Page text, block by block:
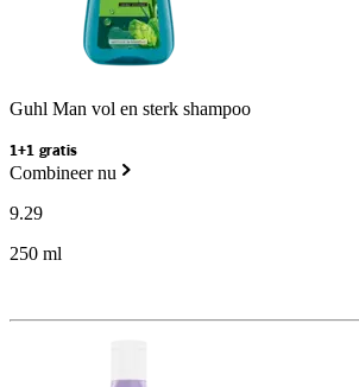
Guhl Man vol en sterk shampoo
1+1 gratis
Combineer nu
9.29
250 ml